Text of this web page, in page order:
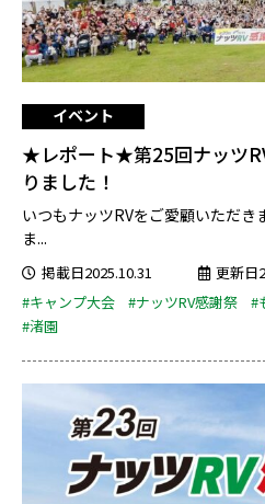
イベント
★レポート★第25回ナッツ
りました！
いつもナッツRVをご愛顧いただ
ま...
掲載日2025.10.31
更新日
#キャンプ大会
#ナッツRV感謝祭 #
#渚園